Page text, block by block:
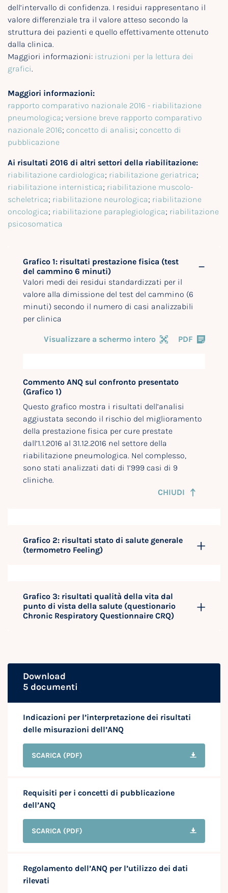
dell’intervallo di confidenza. I residui rappresentano il
valore differenziale tra il valore atteso secondo la
struttura dei pazienti e quello effettivamente ottenuto
dalla clinica.
Maggiori informazioni: istruzioni per la lettura dei
grafici.
Maggiori informazioni:
rapporto comparativo nazionale 2016 - riabilitazione
pneumologica; versione breve rapporto comparativo
nazionale 2016; concetto di analisi; concetto di
pubblicazione
Ai risultati 2016 di altri settori della riabilitazione:
riabilitazione cardiologica; riabilitazione geriatrica;
riabilitazione internistica; riabilitazione muscolo-
scheletrica; riabilitazione neurologica; riabilitazione
oncologica; riabilitazione paraplegiologica; riabilitazione
psicosomatica
Grafico 1: risultati prestazione fisica (test
del cammino 6 minuti)
Valori medi dei residui standardizzati per il
valore alla dimissione del test del cammino (6
minuti) secondo il numero di casi analizzabili
per clinica
Visualizzare a schermo intero PDF
Commento ANQ sul confronto presentato
(Grafico 1)
Questo grafico mostra i risultati dell’analisi
aggiustata secondo il rischio del miglioramento
della prestazione fisica per cure prestate
dall’1.1.2016 al 31.12.2016 nel settore della
riabilitazione pneumologica. Nel complesso,
sono stati analizzati dati di 1’999 casi di 9
cliniche.
CHIUDI
Grafico 2: risultati stato di salute generale
(termometro Feeling)
Grafico 3: risultati qualità della vita dal
punto di vista della salute (questionario
Chronic Respiratory Questionnaire CRQ)
Download
5 documenti
Indicazioni per l’interpretazione dei risultati
delle misurazioni dell’ANQ
SCARICA (PDF)
Requisiti per i concetti di pubblicazione
dell’ANQ
SCARICA (PDF)
Regolamento dell’ANQ per l’utilizzo dei dati
rilevati